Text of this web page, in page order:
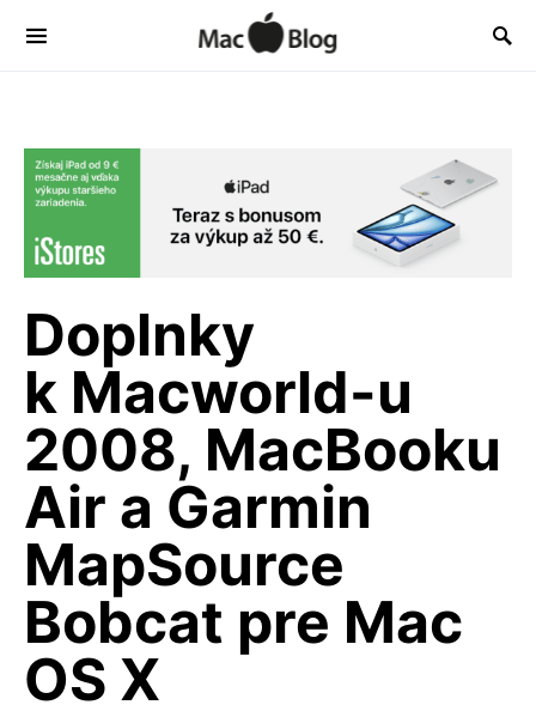
Doplnky
k Macworld-u
2008, MacBooku
Air a Garmin
MapSource
Bobcat pre Mac
OS X